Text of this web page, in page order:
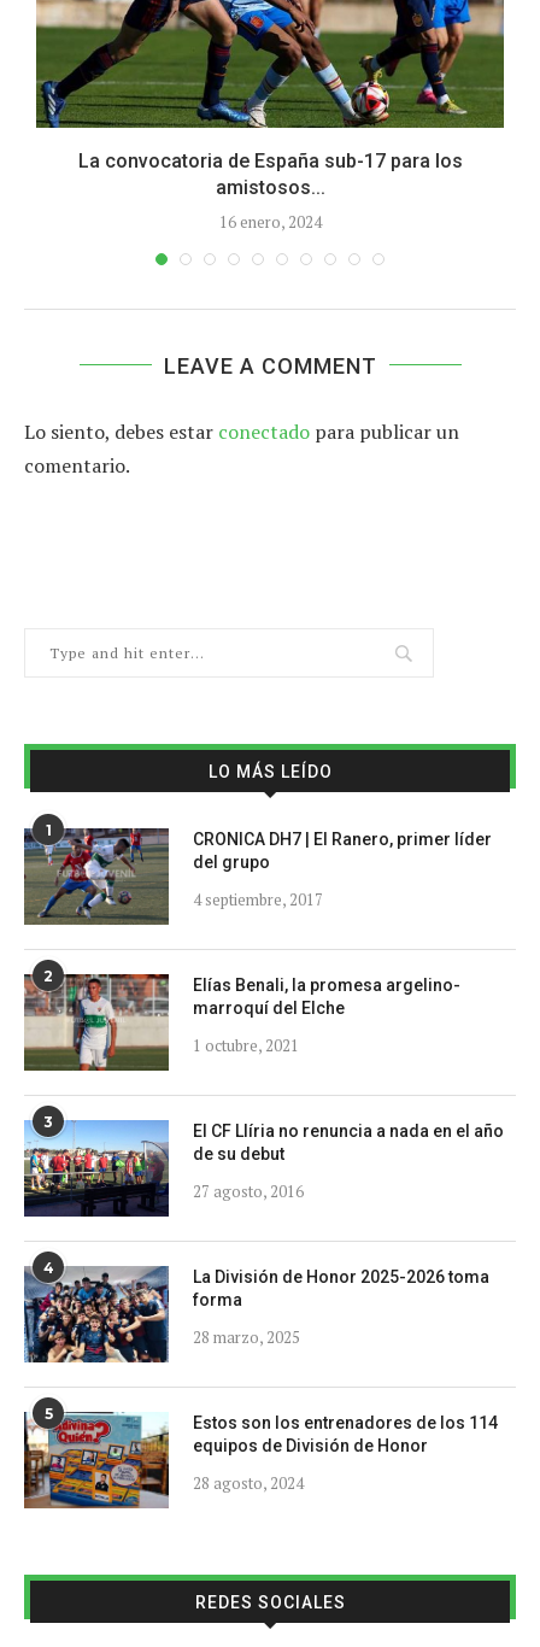
La convocatoria de España sub-17 para los
amistosos...
16 enero, 2024
LEAVE A COMMENT
Lo siento, debes estar conectado para publicar un
comentario.
LO MÁS LEÍDO
1
CRONICA DH7 | El Ranero, primer líder
del grupo
4 septiembre, 2017
2
Elías Benali, la promesa argelino-
marroquí del Elche
1 octubre, 2021
3
El CF Llíria no renuncia a nada en el año
de su debut
27 agosto, 2016
4
La División de Honor 2025-2026 toma
forma
28 marzo, 2025
5
Estos son los entrenadores de los 114
equipos de División de Honor
28 agosto, 2024
REDES SOCIALES